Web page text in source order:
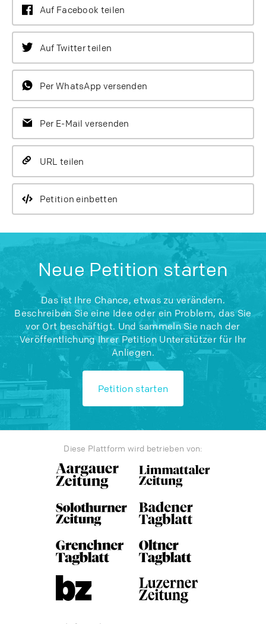
Auf Facebook teilen
Auf Twitter teilen
Per WhatsApp versenden
Per E-Mail versenden
URL teilen
Petition einbetten
Neue Petition starten
Das ist Ihre Chance, etwas zu verändern.
Beschreiben Sie eine Idee oder ein Problem, das Sie
vor Ort beschäftigt. Und sammeln Sie nach der
Veröffentlichung Ihrer Petition Unterstützer für Ihr
Anliegen.
Petition starten
Diese Plattform wird betrieben von: